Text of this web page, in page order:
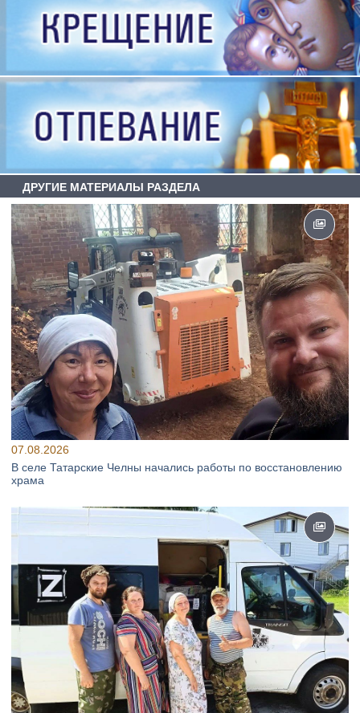
ДРУГИЕ МАТЕРИАЛЫ РАЗДЕЛА
07.08.2026
В селе Татарские Челны начались работы по восстановлению
храма